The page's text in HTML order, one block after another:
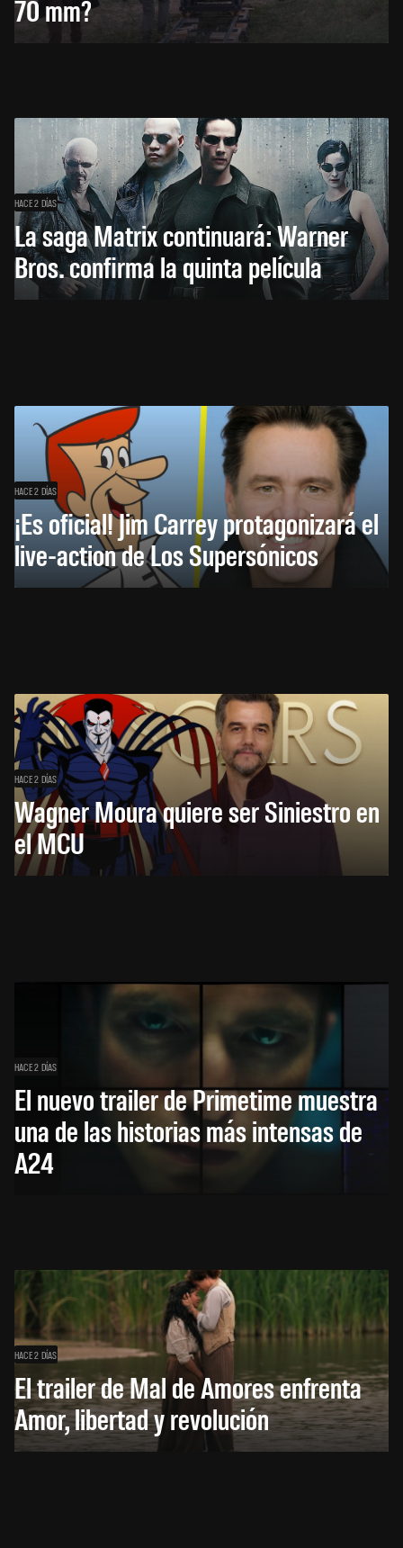
70 mm?
HACE 2 DÍAS
La saga Matrix continuará: Warner
Bros. confirma la quinta película
HACE 2 DÍAS
¡Es oficial! Jim Carrey protagonizará el
live-action de Los Supersónicos
HACE 2 DÍAS
Wagner Moura quiere ser Siniestro en
el MCU
HACE 2 DÍAS
El nuevo trailer de Primetime muestra
una de las historias más intensas de
A24
HACE 2 DÍAS
El trailer de Mal de Amores enfrenta
Amor, libertad y revolución